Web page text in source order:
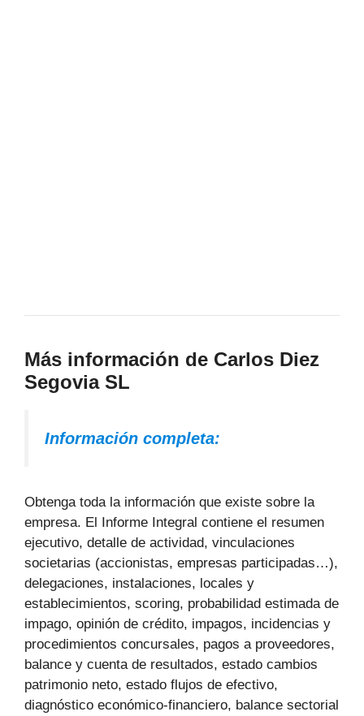
Más información de Carlos Diez
Segovia SL
Información completa:
Obtenga toda la información que existe sobre la
empresa. El Informe Integral contiene el resumen
ejecutivo, detalle de actividad, vinculaciones
societarias (accionistas, empresas participadas…),
delegaciones, instalaciones, locales y
establecimientos, scoring, probabilidad estimada de
impago, opinión de crédito, impagos, incidencias y
procedimientos concursales, pagos a proveedores,
balance y cuenta de resultados, estado cambios
patrimonio neto, estado flujos de efectivo,
diagnóstico económico-financiero, balance sectorial